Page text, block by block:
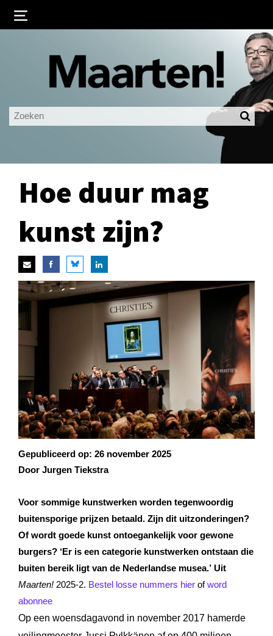
Ingelogd blijven
LOGIN
Hoe duur mag
kunst zijn?
Gepubliceerd op: 26 november 2025
Door Jurgen Tiekstra
Voor sommige kunstwerken worden tegenwoordig
buitensporige prijzen betaald. Zijn dit uitzonderingen?
Of wordt goede kunst ontoegankelijk voor gewone
burgers? ‘Er is een categorie kunstwerken ontstaan die
buiten bereik ligt van de Nederlandse musea.’ Uit
Maarten! 2025-2. Bestel losse nummers hier of word
abonnee
Op een woensdagavond in november 2017 hamerde